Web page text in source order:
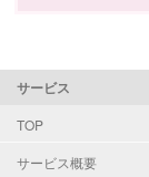
サービス
TOP
サービス概要